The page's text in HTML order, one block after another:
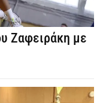
Ζαφειράκη με